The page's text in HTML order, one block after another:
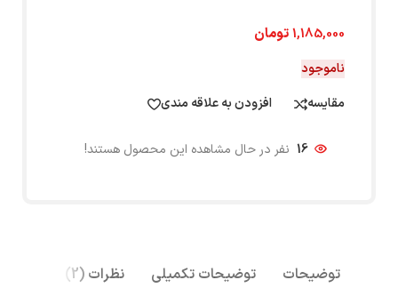
1,185,000تومان
ناموجود
مقایسه
افزودن به علاقه مندی
16 نفر در حال مشاهده این محصول هستند!
توضیحات توضیحات تکمیلی نظرات (2)